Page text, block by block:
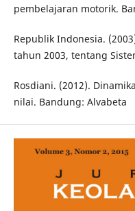
pembelajaran motorik.
Republik Indonesia.
tahun 2003, tentang
Rosdiani. (2012).
nilai. Bandung: Alvabeta